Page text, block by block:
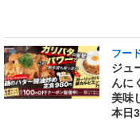
フー
ジュ
んに
美味
本日